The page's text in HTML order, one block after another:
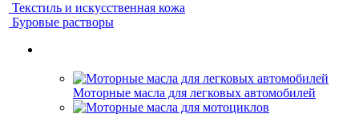
Текстиль и искусственная кожа
Буровые растворы
Моторные масла для легковых автомобилей